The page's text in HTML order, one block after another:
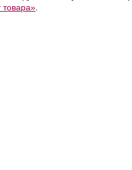
10 600 ₽
товара»